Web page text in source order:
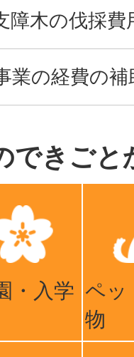
障木の伐採費
業の経費の補
できごと
・入学 ペッ
物